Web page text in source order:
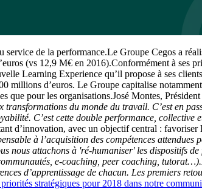
de la performance.Le Groupe Cegos a
(vs 12,9 M€ en 2016).Conformément à ses
Learning Experience qu’il propose à ses
millions d’euros. Le Groupe capitalise
que pour les organisations.José Montes,
du monde du travail. C’est en
C’est cette double performance, collective
d’innovation, avec un objectif central : favoriser
à l’acquisition des compétences
nous attachons à 'ré-humaniser' les dispositifs
e-coaching, peer coaching, tutorat…).
d’apprentissage de chacun. Les premiers
stratégiques pour 2018 dans notre